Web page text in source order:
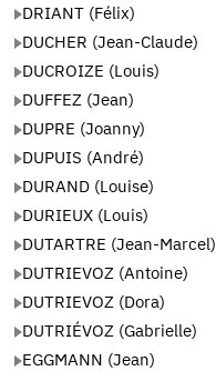
DRIANT (Félix)
DUCHER (Jean-Claude)
DUCROIZE (Louis)
DUFFEZ (Jean)
DUPRE (Joanny)
DUPUIS (André)
DURAND (Louise)
DURIEUX (Louis)
DUTARTRE (Jean-Marcel)
DUTRIEVOZ (Antoine)
DUTRIEVOZ (Dora)
DUTRIÉVOZ (Gabrielle)
EGGMANN (Jean)